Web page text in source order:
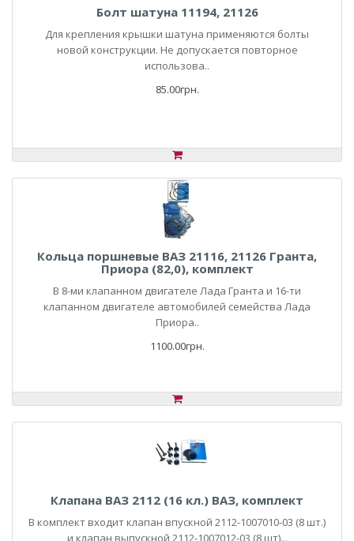
Болт шатуна 11194, 21126
Для крепления крышки шатуна применяются болты
новой конструкции. Не допускается повторное
использова..
85.00грн.
Кольца поршневые ВАЗ 21116, 21126 Гранта,
Приора (82,0), комплект
В 8-ми клапанном двигателе Лада Гранта и 16-ти
клапанном двигателе автомобилей семейства Лада
Приора..
1100.00грн.
Клапана ВАЗ 2112 (16 кл.) ВАЗ, комплект
В комплект входит клапан впускной 2112-1007010-03 (8 шт.)
и клапан выпускной 2112-1007012-03 (8 шт)...